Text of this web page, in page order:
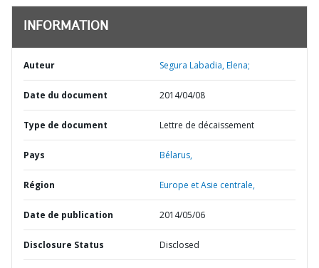
INFORMATION
Auteur Segura Labadia, Elena;
Date du document 2014/04/08
Type de document Lettre de décaissement
Pays Bélarus,
Région Europe et Asie centrale,
Date de publication 2014/05/06
Disclosure Status Disclosed